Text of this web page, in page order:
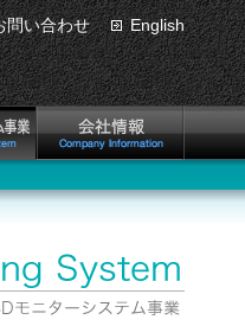
問い合わせ English